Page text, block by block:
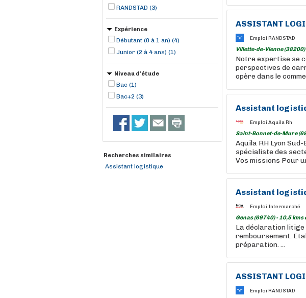
RANDSTAD (3)
Expérience
Débutant (0 à 1 an) (4)
Junior (2 à 4 ans) (1)
Niveau d'étude
Bac (1)
Bac+2 (3)
Recherches similaires
Assistant logistique
ASSISTANT
Emploi RANDSTAD
Villette-de-Vienne
Notre expertise se
perspectives de
opère dans le
Assistant
Emploi Aquila Rh
Saint-Bonnet-de-Mure
Aquila RH Lyon
spécialiste des
Vos missions Pour
Assistant
Emploi Intermarché
Genas (69740) - 10,5 kms
La déclaration
remboursement.
préparation. ...
ASSISTANT
Emploi RANDSTAD